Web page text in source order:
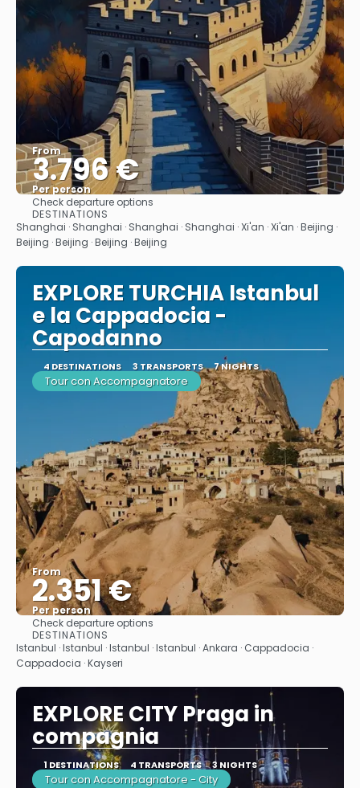
From
3.796 €
Per person
Check departure options
DESTINATIONS
Shanghai · Shanghai · Shanghai · Shanghai · Xi'an · Xi'an · Beijing ·
Beijing · Beijing · Beijing · Beijing
EXPLORE TURCHIA Istanbul
e la Cappadocia -
Capodanno
4 DESTINATIONS 3 TRANSPORTS 7 NIGHTS
Tour con Accompagnatore
From
2.351 €
Per person
Check departure options
DESTINATIONS
Istanbul · Istanbul · Istanbul · Istanbul · Ankara · Cappadocia ·
Cappadocia · Kayseri
EXPLORE CITY Praga in
compagnia
1 DESTINATIONS 4 TRANSPORTS 3 NIGHTS
Tour con Accompagnatore - City